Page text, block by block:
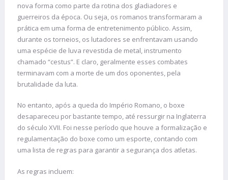
nova forma como parte da rotina dos gladiadores e
guerreiros da época. Ou seja, os romanos transformaram a
prática em uma forma de entretenimento público. Assim,
durante os torneios, os lutadores se enfrentavam usando
uma espécie de luva revestida de metal, instrumento
chamado “cestus”. E claro, geralmente esses combates
terminavam com a morte de um dos oponentes, pela
brutalidade da luta.
No entanto, após a queda do Império Romano, o boxe
desapareceu por bastante tempo, até ressurgir na Inglaterra
do século XVII. Foi nesse período que houve a formalização e
regulamentação do boxe como um esporte, contando com
uma lista de regras para garantir a segurança dos atletas.
As regras incluem: